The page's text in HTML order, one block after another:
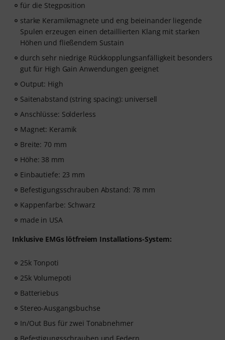
für die Stegposition
starke Keramikmagnete und eng beieinander liegende
Spulen erzeugen einen detaillierten Klang mit starken
Höhen und fließendem Sustain
durch sehr niedrige Rückkopplungsanfälligkeit besonders
gut für High Gain Anwendungen geeignet
Output: High
Saitenabstand (string spacing): universell
Anschlüsse: Solderless
Magnet: Keramik
Breite: 70 mm
Höhe: 38 mm
Einbautiefe: 23 mm
Befestigungsschrauben Abstand: 78 mm
Kappenfarbe: Schwarz
made in USA
Inklusive EMGs lötfreiem Installations-System:
25k Tonpoti
25k Volumepoti
Batteriebus
Stereo-Ausgangsbuchse
In/Out Bus für zwei Tonabnehmer